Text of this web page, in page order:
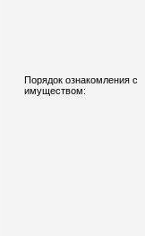
Порядок ознакомления с
имуществом: